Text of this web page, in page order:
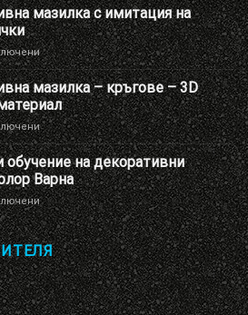
брандиране
на
Шоу
РУМ
Адиколор
мазилка с имитация на
за
Нова
декоративна
мазилка
с
имитация
на
перлени
тухлички
мазилка – кръгове – 3D
за
Нова
декоративна
мазилка
–
кръгове
–
3D
ефект
с
VELE
материал
обучение на декоративни
Варна
за
Презентация
и
обучение
на
декоративни
мазилки
Адиколор